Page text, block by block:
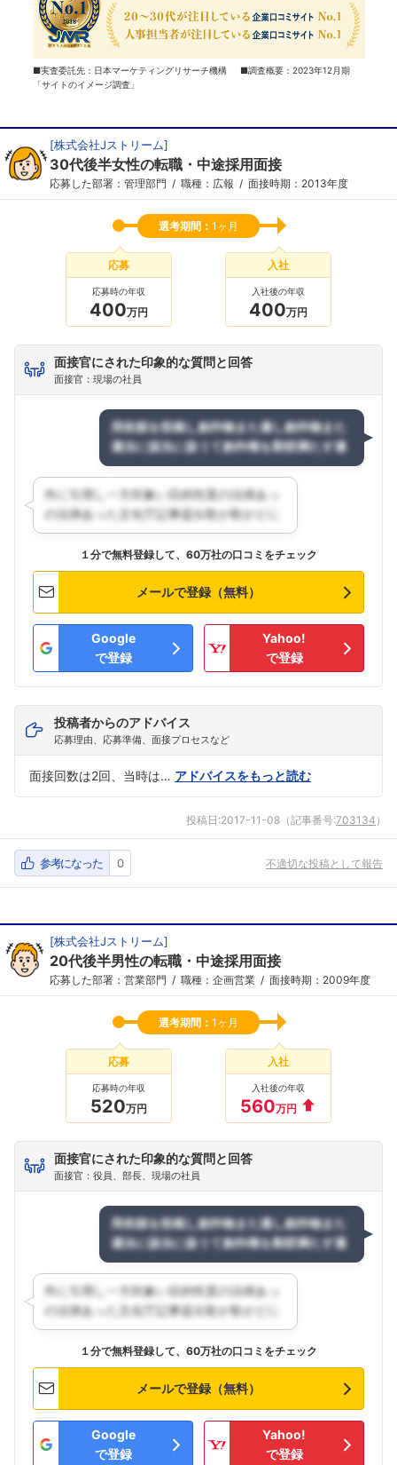
■実査委託先：日本マーケティングリサーチ機構 ■調査概要：2023年12月期
「サイトのイメージ調査」
[株式会社Jストリーム]
30代後半女性の転職・中途採用面接
応募した部署：管理部門 職種：広報 面接時期：2013年度
選考期間： 1ヶ月
応募
応募時の年収
400万円
入社
入社後の年収
400万円
面接官にされた印象的な質問と回答
面接官：現場の社員
１分で無料登録して、60万社の口コミをチェック
メールで登録（無料）
Google
で登録
Yahoo!
で登録
投稿者からのアドバイス
応募理由、応募準備、面接プロセスなど
面接回数は2回、当時は… アドバイスをもっと読む
投稿日:2017-11-08 （記事番号:703134 ）
参考になった 0 不適切な投稿として報告
[株式会社Jストリーム]
20代後半男性の転職・中途採用面接
応募した部署：営業部門 職種：企画営業 面接時期：2009年度
選考期間： 1ヶ月
応募
応募時の年収
520万円
入社
入社後の年収
560万円
面接官にされた印象的な質問と回答
面接官：役員、部長、現場の社員
１分で無料登録して、60万社の口コミをチェック
メールで登録（無料）
Google
で登録
Yahoo!
で登録